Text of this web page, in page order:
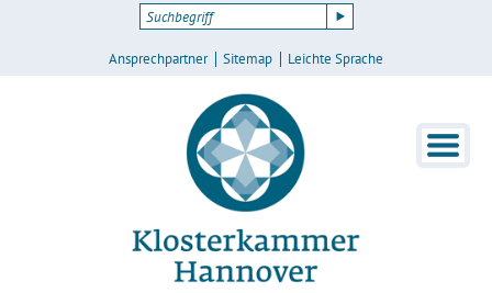
Ansprechpartner Sitemap Leichte Sprache